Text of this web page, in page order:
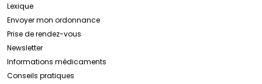
Lexique
Envoyer mon ordonnance
Prise de rendez-vous
Newsletter
Informations médicaments
Conseils pratiques